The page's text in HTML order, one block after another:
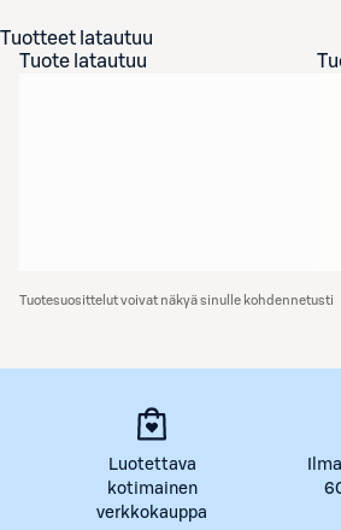
Tuotteet latautuu
Tuote latautuu
Tuotesuosittelut voivat näkyä sinulle kohdennetusti
Luotettava
kotimainen
verkkokauppa